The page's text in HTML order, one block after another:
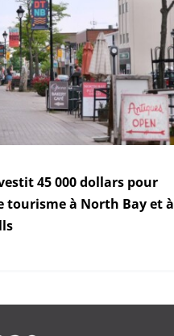
45 000 dollars pour
tourisme à North Bay et à